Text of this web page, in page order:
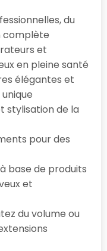
du
complète
et
en pleine santé
élégantes et
stylisation de la
pour des
base de produits
et
du volume ou